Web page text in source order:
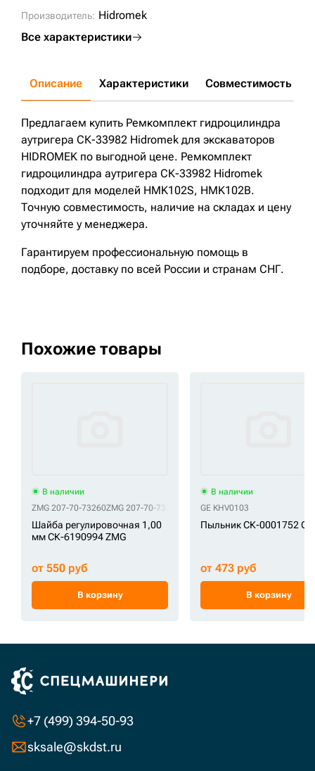
Производитель: Hidromek
Все характеристики
Описание Характеристики Совместимость
Предлагаем купить Ремкомплект гидроцилиндра
аутригера СК-33982 Hidromek для экскаваторов
HIDROMEK по выгодной цене. Ремкомплект
гидроцилиндра аутригера СК-33982 Hidromek
подходит для моделей HMK102S, HMK102B.
Точную совместимость, наличие на складах и цену
уточняйте у менеджера.
Гарантируем профессиональную помощь в
подборе, доставку по всей России и странам СНГ.
Похожие товары
В наличии
ZMG 207-70-73260ZMG 207-70-73261 ZMG 90*170*1 ZMG S391-090155A
Шайба регулировочная 1,00
мм СК-6190994 ZMG
от 550 руб
В корзину
В наличии
GE KHV0103
Пыльник СК-0001752 GE
от 473 руб
В корзину
+7 (499) 394-50-93
sksale@skdst.ru